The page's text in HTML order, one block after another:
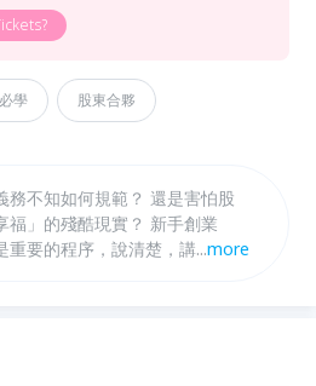
學 股東合夥
如何規範？ 還是害怕股
殘酷現實？ 新手創業
重要的程序，說清楚，講明白，
...more